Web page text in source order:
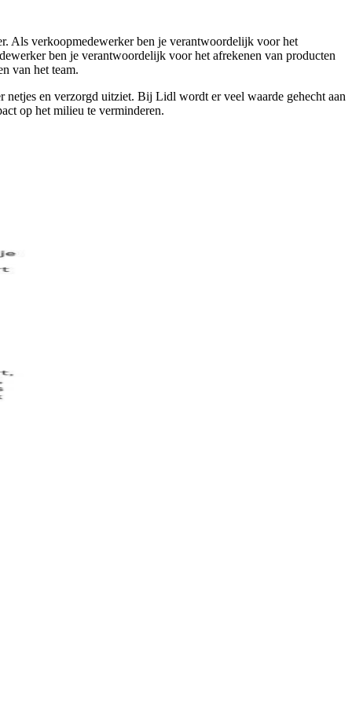
Als verkoopmedewerker ben je verantwoordelijk voor het
ben je verantwoordelijk voor het afrekenen van producten
van het team.
en verzorgd uitziet. Bij Lidl wordt er veel waarde gehecht aan
op het milieu te verminderen.